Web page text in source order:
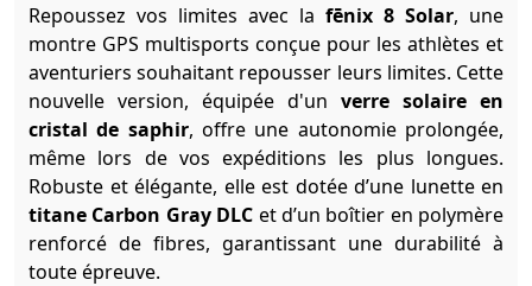
Repoussez vos limites avec la fēnix 8 Solar, une
montre GPS multisports conçue pour les athlètes et
aventuriers souhaitant repousser leurs limites. Cette
nouvelle version, équipée d'un verre solaire en
cristal de saphir, offre une autonomie prolongée,
même lors de vos expéditions les plus longues.
Robuste et élégante, elle est dotée d’une lunette en
titane Carbon Gray DLC et d’un boîtier en polymère
renforcé de fibres, garantissant une durabilité à
toute épreuve.